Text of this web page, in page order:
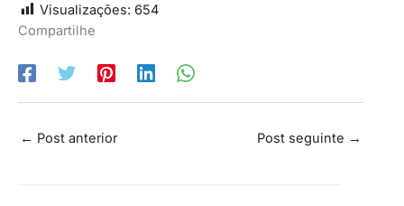
Visualizações: 654
Compartilhe
← Post anterior Post seguinte →